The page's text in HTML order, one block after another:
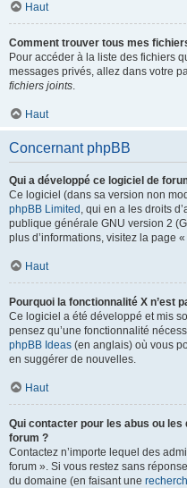
Haut
Comment trouver tous mes
Pour accéder à la liste des fichiers
messages privés, allez dans votre
fichiers joints.
Haut
Concernant phpBB
Qui a développé ce logiciel de
Ce logiciel (dans sa version non
phpBB Limited , qui en a les droits
publique générale GNU version 2
plus d’informations, visitez la page «
Haut
Pourquoi la fonctionnalité X n’est
Ce logiciel a été développé et mis
pensez qu’une fonctionnalité
phpBB Ideas (en anglais) où vous
en suggérer de nouvelles.
Haut
Qui contacter pour les abus ou
forum ?
Contactez n’importe lequel des
forum ». Si vous restez sans
du domaine (en faisant une